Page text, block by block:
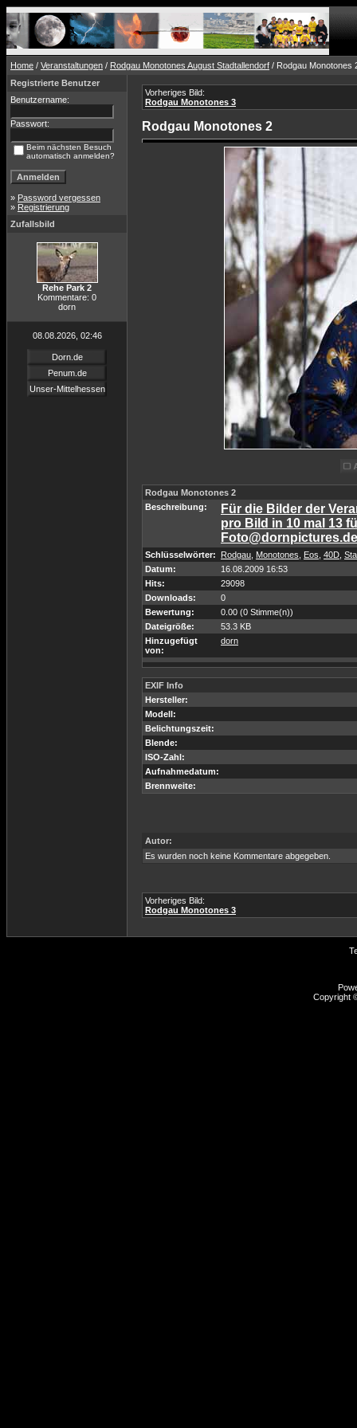
Home / Veranstaltungen / Rodgau Monotones August Stadtallendorf / Rodgau Monotones
Registrierte Benutzer
Benutzername:
Passwort:
Beim nächsten Besuch
automatisch anmelden?
» Password vergessen
» Registrierung
Zufallsbild
Rehe Park 2
Kommentare: 0
dorn
08.08.2026, 02:46
Dorn.de
Penum.de
Unser-Mittelhessen
Vorheriges Bild:
Rodgau Monotones 3
Rodgau Monotones 2
Rodgau Monotones 2
Beschreibung:
Für die Bilder der
pro Bild in 10 mal 13
Foto@dornpictures.de
Schlüsselwörter: Rodgau Monotones Eos 40D
Datum:
16.08.2009 16:53
Hits:
29098
Downloads:
0
Bewertung:
0.00 (0 Stimme(n))
Dateigröße:
53.3 KB
Hinzugefügt
von:
dorn
EXIF Info
Hersteller:
Modell:
Belichtungszeit:
Blende:
ISO-Zahl:
Aufnahmedatum:
Brennweite:
Autor:
Es wurden noch keine Kommentare abgegeben.
Vorheriges Bild:
Rodgau Monotones 3
Copyright